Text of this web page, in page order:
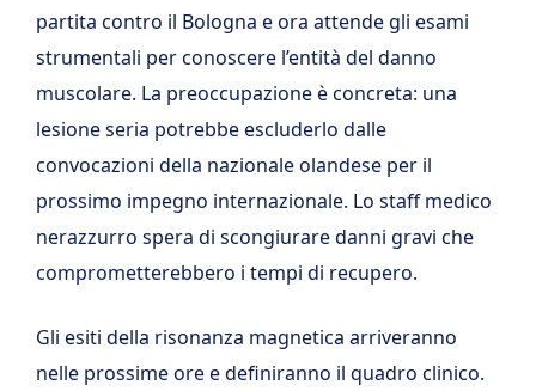
partita contro il Bologna e ora attende gli esami
strumentali per conoscere l’entità del danno
muscolare. La preoccupazione è concreta: una
lesione seria potrebbe escluderlo dalle
convocazioni della nazionale olandese per il
prossimo impegno internazionale. Lo staff medico
nerazzurro spera di scongiurare danni gravi che
comprometterebbero i tempi di recupero.
Gli esiti della risonanza magnetica arriveranno
nelle prossime ore e definiranno il quadro clinico.